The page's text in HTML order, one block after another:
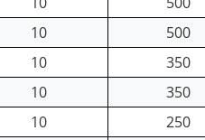
10 500
10 350
10 350
10 250